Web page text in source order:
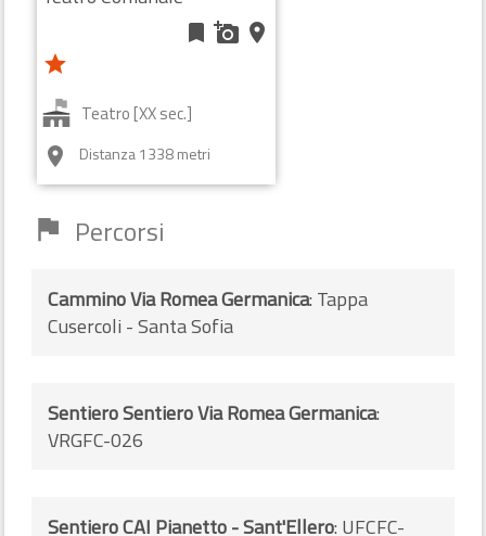
bookmark add_a_photo place
star
Teatro [XX sec.]
room Distanza 1338 metri
flag Percorsi
Cammino Via Romea Germanica: Tappa
Cusercoli - Santa Sofia
Sentiero Sentiero Via Romea Germanica:
VRGFC-026
Sentiero CAI Pianetto - Sant'Ellero: UFCFC-